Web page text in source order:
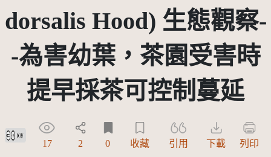
dorsalis Hood) 生態觀察-
-為害幼葉，茶園受害時
提早採茶可控制蔓延
創用CC姓名標示 3.0 台灣及其後版本(CC BY 3.0 TW +)
17 2 0 收藏 引用 下載 列印